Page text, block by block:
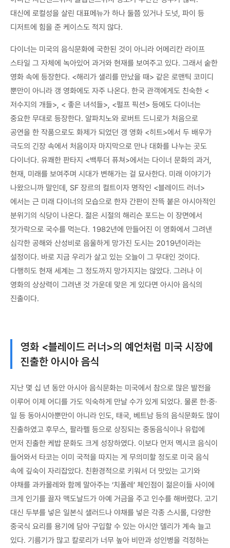
대신에 로컬성을 살린 대표메뉴가 하나 둘쯤 있거나 도넛, 파이 등
디저트에 힘을 준 케이스도 적지 않다.
다이너는 미국의 음식문화에 국한된 것이 아니라 어메리칸 라이프
스타일 그 자체에 녹아있어 과거와 현재를 보여주고 있다. 그래서 숱한
영화 속에 등장한다. <해리가 샐리를 만났을 때> 같은 로맨틱 코미디
뿐만이 아니라 갱 영화에도 자주 나온다. 한국 관객에게도 친숙한 <
저수지의 개들>, < 좋은 녀석들>, <펄프 픽션> 등에도 다이너는
중요한 무대로 등장한다. 알파치노와 로버트 드니로가 처음으로
공연을 한 작품으로도 화제가 되었던 갱 영화 <히트>에서 두 배우가
극도의 긴장 속에서 처음이자 마지막으로 만나 대화를 나누는 곳도
다이너다. 유쾌한 판타지 <백투더 퓨쳐>에서는 다이너 문화의 과거,
현재, 미래를 보여주며 시대가 변해가는 걸 묘사한다. 미래 이야기가
나왔으니까 말인데, SF 장르의 컬트이자 명작인 <블레이드 러너>
에서는 근 미래 다이너의 모습으로 한자 간판이 잔뜩 붙은 아시아적인
분위기의 식당이 나온다. 젊은 시절의 해리슨 포드는 이 장면에서
젓가락으로 국수를 먹는다. 1982년에 만들어진 이 영화에서 그려낸
심각한 공해와 산성비로 음울하게 망가진 도시는 2019년이라는
설정이다. 바로 지금 우리가 살고 있는 오늘이 그 무대인 것이다.
다행히도 현재 세계는 그 정도까지 망가지지는 않았다. 그러나 이
영화의 상상력이 그려낸 것 가운데 맞은 게 있다면 아시아 음식의
진출이다.
영화 <블레이드 러너>의 예언처럼 미국 시장에
진출한 아시아 음식
지난 몇 십 년 동안 아시아 음식문화는 미국에서 참으로 많은 발전을
이루어 이제 어디를 가도 익숙하게 만날 수가 있게 되었다. 물론 한·중·
일 등 동아시아뿐만이 아니라 인도, 태국, 베트남 등의 음식문화도 많이
진출하였고 후무스, 팔라펠 등으로 상징되는 중동음식이나 유럽에
먼저 진출한 케밥 문화도 크게 성장하였다. 이보다 먼저 멕시코 음식이
들어와서 타코는 이미 국적을 따지는 게 무의미할 정도로 미국 음식
속에 깊숙이 자리잡았다. 친환경적으로 키워서 더 맛있는 고기와
야채를 과카몰레와 함께 말아주는 ‘치폴레’ 체인점이 젊은이들 사이에
크게 인기를 끌자 맥도날드가 아예 거금을 주고 인수를 해버렸다. 고기
대신 두부를 넣은 일본식 샐러드나 야채를 넣은 각종 스시롤, 다양한
중국식 요리를 용기에 담아 구입할 수 있는 아시안 델리가 계속 늘고
있다. 기름기가 많고 칼로리가 너무 높아 비만과 성인병을 걱정하는